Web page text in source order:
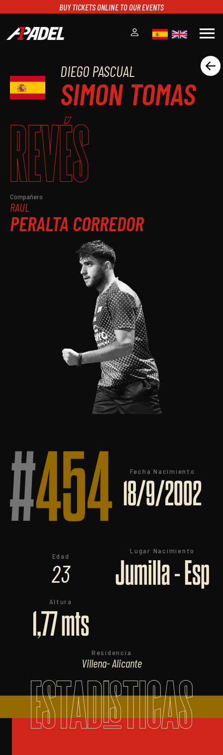
BUY TICKETS ONLINE TO OUR EVENTS
menu
A1PADEL
CALENDARIO
TORNEOS
MULTIMEDIA
SCOREBOARD
DIEGO PASCUAL
SIMON TOMAS
REVÉS
Compañero
RAUL
PERALTA CORREDOR
#454 Fecha Nacimiento
18/9/2002
Edad
23
Lugar Nacimiento
Jumilla - Esp
Altura
1,77 mts
Residencia
Villena- Alicante
ESTADISTICAS